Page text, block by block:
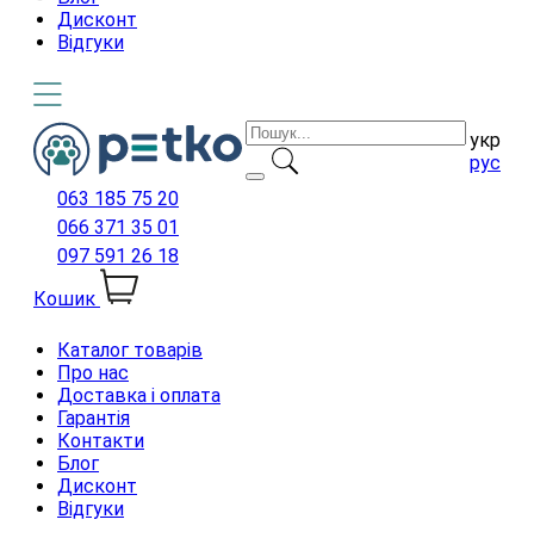
Дисконт
Відгуки
укр
рус
063 185 75 20
066 371 35 01
097 591 26 18
Кошик
Каталог товарів
Про нас
Доставка і оплата
Гарантія
Контакти
Блог
Дисконт
Відгуки